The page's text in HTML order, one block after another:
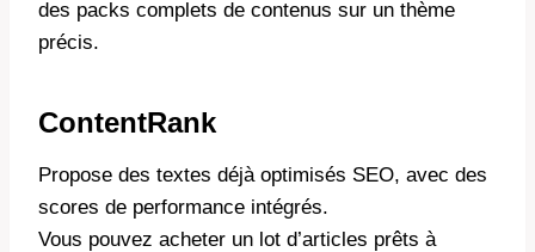
des packs complets de contenus sur un thème
précis.
ContentRank
Propose des textes déjà optimisés SEO, avec des
scores de performance intégrés.
Vous pouvez acheter un lot d’articles prêts à